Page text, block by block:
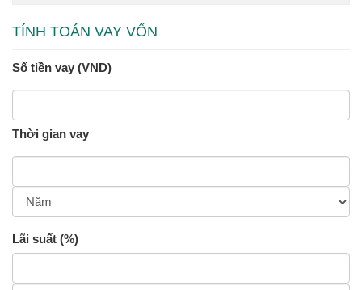
TÍNH TOÁN VAY VỐN
Số tiền vay (VND)
Thời gian vay
Lãi suất (%)